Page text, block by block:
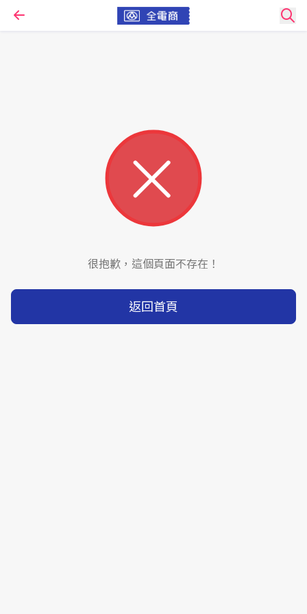
很抱歉，這個頁面不存在！
返回首頁